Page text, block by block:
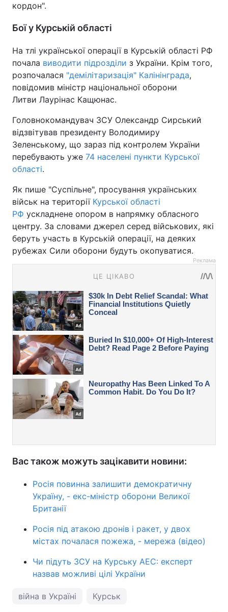
кордон".
Бої у Курській області
На тлі української операції в Курській області РФ
почала виводити підрозділи з України. Крім того,
розпочалася "демілітаризація" Калінінграда,
повідомив міністр національної оборони
Литви Лаурінас Кащюнас.
Головнокомандувач ЗСУ Олександр Сирський
відзвітував президенту Володимиру
Зеленському, що зараз під контролем України
перебувають уже 74 населені пункти Курської
області.
Як пише "Суспільне", просування українських
військ на території Курської області
РФ ускладнене опором в напрямку обласного
центру. За словами джерел серед військових, які
беруть участь в Курській операції, на деяких
рубежах Сили оборони будуть окопуватися.
Реклама
Вас також можуть зацікавити новини:
Росія повинна залишити демократичну
Україну, - екс-міністр оборони Великої
Британії
Росія під атакою дронів і ракет, у двох
містах почалася пожежа, - мережа (відео)
Чи підуть ЗСУ на Курську АЕС: експерт
назвав можливі цілі України
війна в Україні Курськ